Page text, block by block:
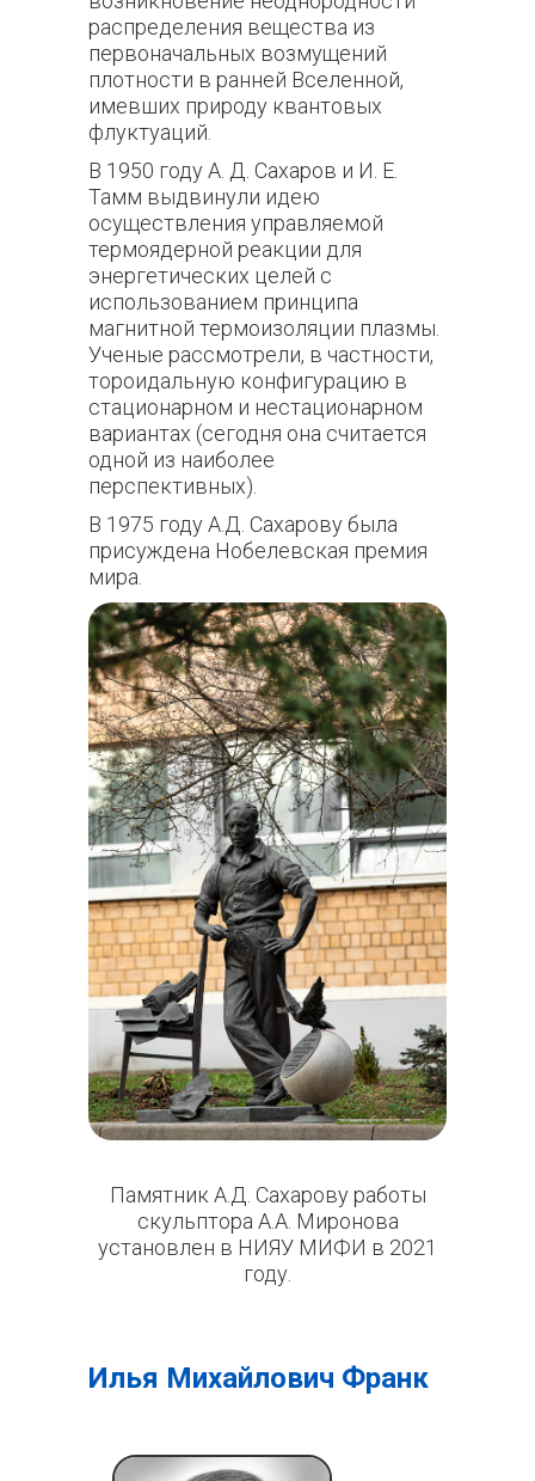
распределения вещества из
первоначальных возмущений
плотности в ранней Вселенной,
имевших природу квантовых
флуктуаций.
В 1950 году А. Д. Сахаров и И. Е.
Тамм выдвинули идею
осуществления управляемой
термоядерной реакции для
энергетических целей с
использованием принципа
магнитной термоизоляции плазмы.
Ученые рассмотрели, в частности,
тороидальную конфигурацию в
стационарном и нестационарном
вариантах (сегодня она считается
одной из наиболее
перспективных).
В 1975 году А.Д. Сахарову была
присуждена Нобелевская премия
мира.
Памятник А.Д. Сахарову работы
скульптора А.А. Миронова
установлен в НИЯУ МИФИ в 2021
году.
Илья Михайлович Франк